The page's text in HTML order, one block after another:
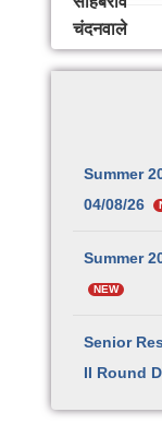
Summer
04/08/26
Summer
NEW
Senior
II Round